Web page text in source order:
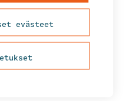
suunniteltiin ja
kanssa.
digitaalisen
Videolle
evästeet